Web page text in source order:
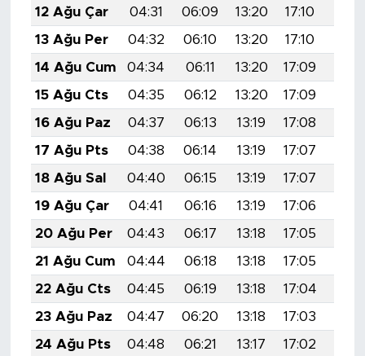
12 Ağu Çar
04:31 06:09 13:20 17:10
13 Ağu Per
04:32 06:10 13:20 17:10
14 Ağu Cum
04:34 06:11 13:20 17:09
15 Ağu Cts
04:35 06:12 13:20 17:09
16 Ağu Paz
04:37 06:13 13:19 17:08
17 Ağu Pts
04:38 06:14 13:19 17:07
18 Ağu Sal
04:40 06:15 13:19 17:07
19 Ağu Çar
04:41 06:16 13:19 17:06
20 Ağu Per
04:43 06:17 13:18 17:05
21 Ağu Cum
04:44 06:18 13:18 17:05
22 Ağu Cts
04:45 06:19 13:18 17:04
23 Ağu Paz
04:47 06:20 13:18 17:03
24 Ağu Pts
04:48 06:21 13:17 17:02